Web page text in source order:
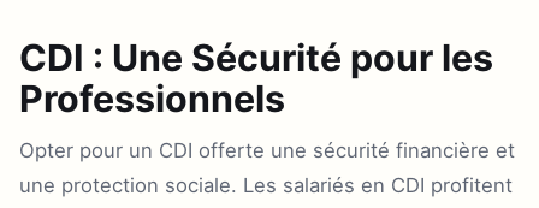
CDI : Une Sécurité pour les
Professionnels
Opter pour un CDI offerte une sécurité financière et
une protection sociale. Les salariés en CDI profitent